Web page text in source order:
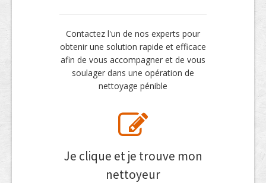
Contactez l'un de nos experts pour
obtenir une solution rapide et efficace
afin de vous accompagner et de vous
soulager dans une opération de
nettoyage pénible
Je clique et je trouve mon
nettoyeur